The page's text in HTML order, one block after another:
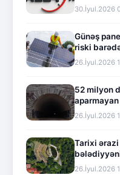
30.İyul.2026
Günəş
riski
26.İyul.2026
52 milyon
26.İyul.2026
Tarixi ərazi
26.İyul.2026